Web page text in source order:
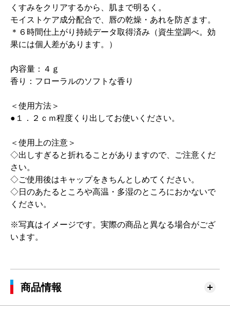
くすみをクリアするから、肌まで明るく。
モイストケア成分配合で、唇の乾燥・あれを防ぎます。
＊６時間仕上がり持続データ取得済み（資生堂調べ。効
果には個人差があります。）
内容量：４ｇ
香り：フローラルのソフトな香り
＜使用方法＞
●１．２ｃｍ程度くり出してお使いください。
＜使用上の注意＞
◇出しすぎると折れることがありますので、ご注意くだ
さい。
◇ご使用後はキャップをきちんとしめてください。
◇日のあたるところや高温・多湿のところにおかないで
ください。
※写真はイメージです。実際の商品と異なる場合がござ
います。
商品情報